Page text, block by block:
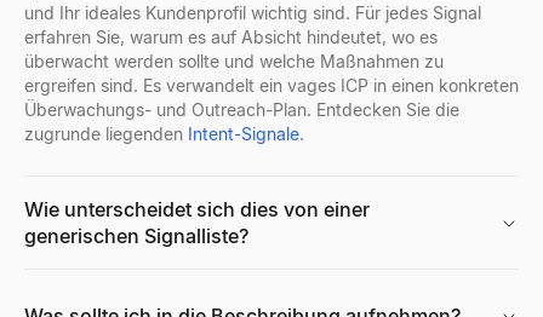
Kostenloser Lebenslauf-Bewerter
Bewerten Sie Ihren Lebenslauf sofort mit unserem kostenlosen
Entdecken→
Lebenslauf-Generator
Facebook-Profil-Viewer
Geben Sie einen Facebook-Namen, Benutzernamen oder eine
Entdecken→
Kostenloser KI-Porträtgenerator
und Ihr ideales Kundenprofil wichtig sind. Für jedes Signal
erfahren Sie, warum es auf Absicht hindeutet, wo es
überwacht werden sollte und welche Maßnahmen zu
ergreifen sind. Es verwandelt ein vages ICP in einen konkreten
Überwachungs- und Outreach-Plan. Entdecken Sie die
zugrunde liegenden Intent-Signale.
Wie unterscheidet sich dies von einer
generischen Signalliste?